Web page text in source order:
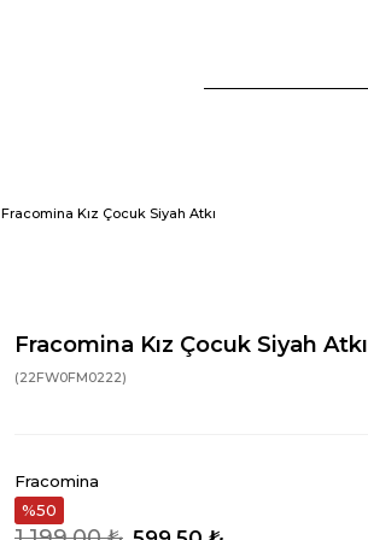
Fracomina Kız Çocuk Siyah Atkı
Fracomina Kız Çocuk Siyah Atkı
(22FW0FM0222)
Fracomina
50